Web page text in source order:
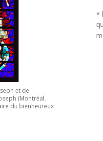
et de
(Montréal,
du bienheureux
«